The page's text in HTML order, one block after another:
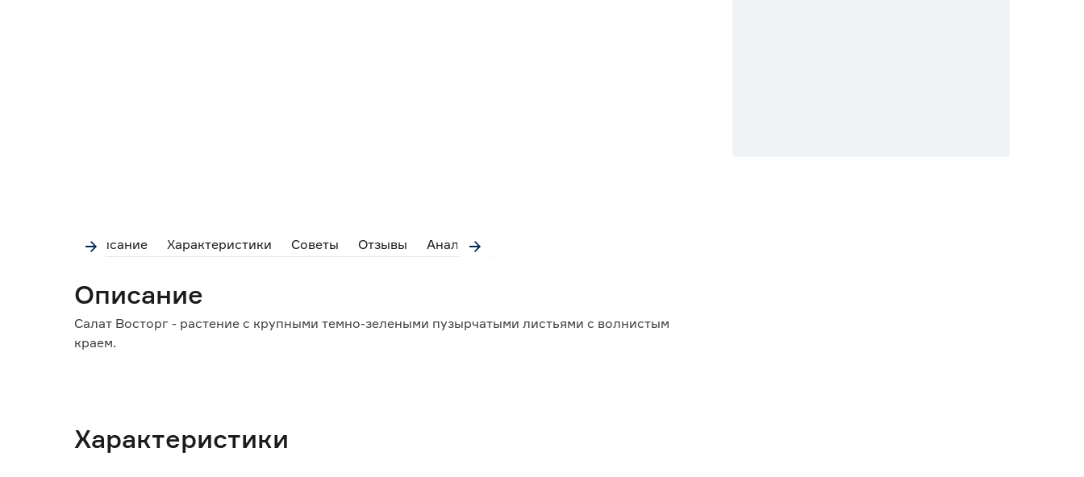
Описание Характеристики Советы Отзывы Аналоги
Описание
Салат Восторг - растение с крупными темно-зелеными пузырчатыми листьями с волнистым
краем.
Характеристики